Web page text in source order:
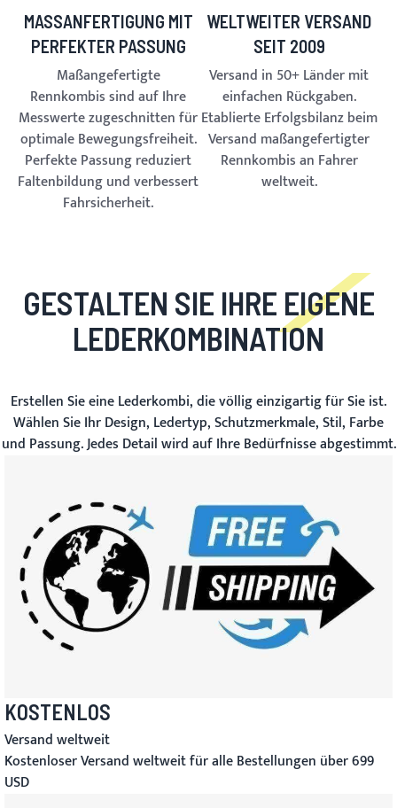
MASSANFERTIGUNG MIT P
ERFEKTER PASSUNG
Maßangefertigte
Rennkombis sind auf Ihre
Messwerte zugeschnitten für
optimale Bewegungsfreiheit.
Perfekte Passung reduziert
Faltenbildung und verbessert
Fahrsicherheit.
WELTWEITER VERSAND
SEIT 2009
Versand in 50+ Länder mit
einfachen Rückgaben.
Etablierte Erfolgsbilanz beim
Versand maßangefertigter
Rennkombis an Fahrer
weltweit.
GESTALTEN SIE IHRE EIGENE
LEDERKOMBINATION
Erstellen Sie eine Lederkombi, die völlig einzigartig für Sie ist.
Wählen Sie Ihr Design, Ledertyp, Schutzmerkmale, Stil, Farbe
und Passung. Jedes Detail wird auf Ihre Bedürfnisse abgestimmt.
KOSTENLOS
Versand weltweit
Kostenloser Versand weltweit für alle Bestellungen über 699
USD